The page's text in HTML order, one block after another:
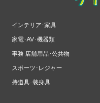
インテリア･家具
家電･AV･機器類
事務 店舗用品･公共物
スポーツ･レジャー
持道具･装身具